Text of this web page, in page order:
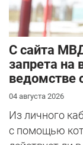
С сайта
запрета на
ведомстве
04 августа 2026
Из личного
с помощью